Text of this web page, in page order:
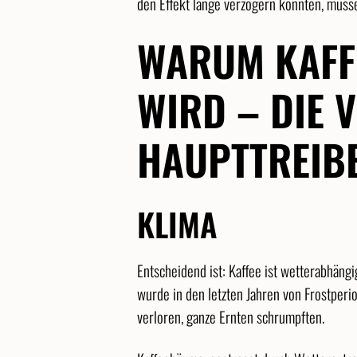
WARUM
WIRD – DIE
KLIMA
Entscheidend ist: Kaffee ist
wurde in den letzten Jahren von
verloren, ganze Ernten schrumpften.